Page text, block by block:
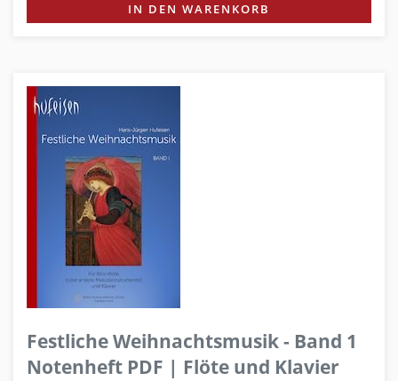
IN DEN WARENKORB
Festliche Weihnachtsmusik - Band 1
Notenheft PDF | Flöte und Klavier